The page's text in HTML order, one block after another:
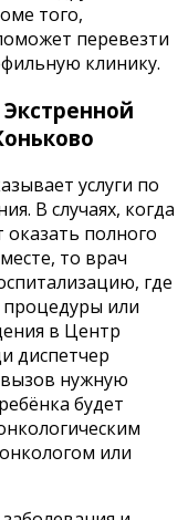
того,
перевезти
клинику.
услуги по
В случаях, когда
полного
то врач
где
или
в Центр
диспетчер
нужную
будет
или